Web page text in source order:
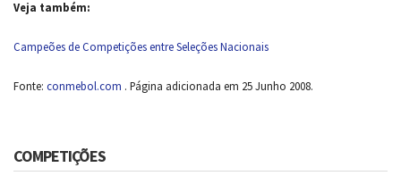
Veja também:
Campeões de Competições entre Seleções Nacionais
Fonte: conmebol.com . Página adicionada em 25 Junho 2008.
COMPETIÇÕES